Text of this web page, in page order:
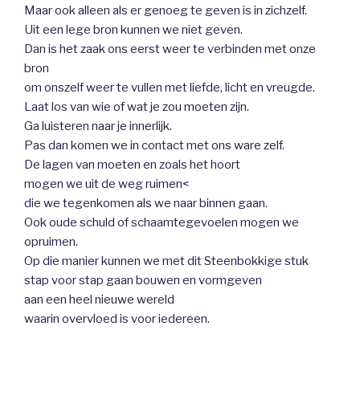
Maar ook alleen als er genoeg te geven is in zichzelf.
Uit een lege bron kunnen we niet geven.
Dan is het zaak ons eerst weer te verbinden met onze
bron
om onszelf weer te vullen met liefde, licht en vreugde.
Laat los van wie of wat je zou moeten zijn.
Ga luisteren naar je innerlijk.
Pas dan komen we in contact met ons ware zelf.
De lagen van moeten en zoals het hoort
mogen we uit de weg ruimen<
die we tegenkomen als we naar binnen gaan.
Ook oude schuld of schaamtegevoelen mogen we
opruimen.
Op die manier kunnen we met dit Steenbokkige stuk
stap voor stap gaan bouwen en vormgeven
aan een heel nieuwe wereld
waarin overvloed is voor iedereen.